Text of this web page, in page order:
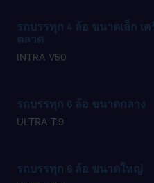
รถบรรทุก 4 ล้อ ขนาดเล็ก เ
ตลาด​
INTRA V50
รถบรรทุก 6 ล้อ ขนาดกลาง​
ULTRA T.9
รถบรรทุก 6 ล้อ ขนาดใหญ่